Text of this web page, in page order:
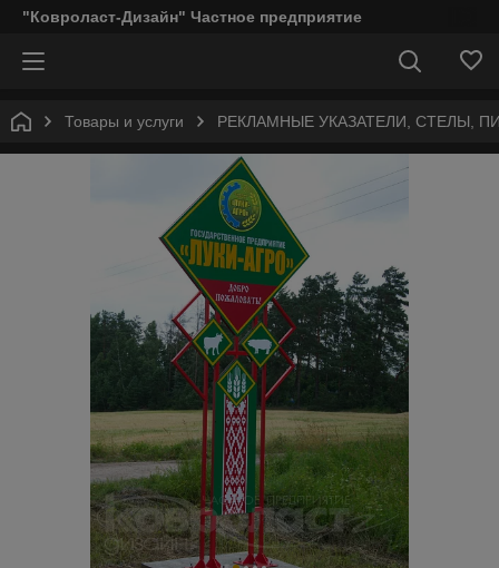
"Ковроласт-Дизайн" Частное предприятие
Товары и услуги РЕКЛАМНЫЕ УКАЗАТЕЛИ, СТЕЛЫ,